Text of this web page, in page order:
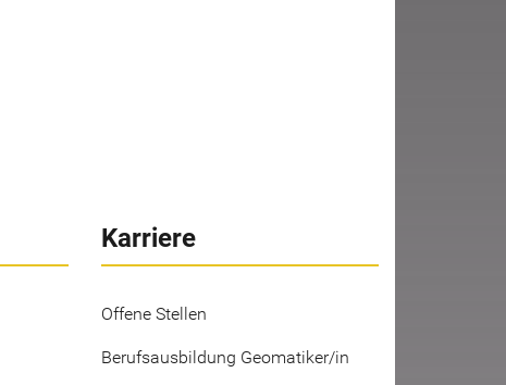
Karriere
Offene Stellen
Berufsausbildung Geomatiker/in